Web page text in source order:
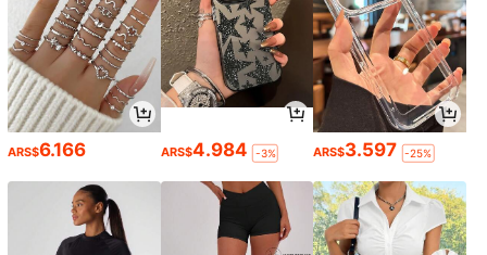
ARS$6.166 ARS$4.984 -3% ARS$3.597 -25%